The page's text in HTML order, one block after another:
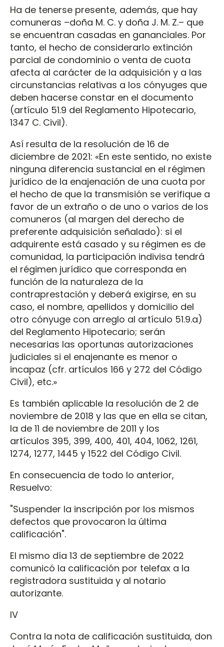
Ha de tenerse presente, además, que hay
comuneras –doña M. C. y doña J. M. Z.– que
se encuentran casadas en gananciales. Por
tanto, el hecho de considerarlo extinción
parcial de condominio o venta de cuota
afecta al carácter de la adquisición y a las
circunstancias relativas a los cónyuges que
deben hacerse constar en el documento
(artículo 51.9 del Reglamento Hipotecario,
1347 C. Civil).
Así resulta de la resolución de 16 de
diciembre de 2021: «En este sentido, no existe
ninguna diferencia sustancial en el régimen
jurídico de la enajenación de una cuota por
el hecho de que la transmisión se verifique a
favor de un extraño o de uno o varios de los
comuneros (al margen del derecho de
preferente adquisición señalado): si el
adquirente está casado y su régimen es de
comunidad, la participación indivisa tendrá
el régimen jurídico que corresponda en
función de la naturaleza de la
contraprestación y deberá exigirse, en su
caso, el nombre, apellidos y domicilio del
otro cónyuge con arreglo al artículo 51.9.a)
del Reglamento Hipotecario; serán
necesarias las oportunas autorizaciones
judiciales si el enajenante es menor o
incapaz (cfr. artículos 166 y 272 del Código
Civil), etc.»
Es también aplicable la resolución de 2 de
noviembre de 2018 y las que en ella se citan,
la de 11 de noviembre de 2011 y los
artículos 395, 399, 400, 401, 404, 1062, 1261,
1274, 1277, 1445 y 1522 del Código Civil.
En consecuencia de todo lo anterior,
Resuelvo:
"Suspender la inscripción por los mismos
defectos que provocaron la última
calificación".
El mismo día 13 de septiembre de 2022
comunicó la calificación por telefax a la
registradora sustituida y al notario
autorizante.
IV
Contra la nota de calificación sustituida, don